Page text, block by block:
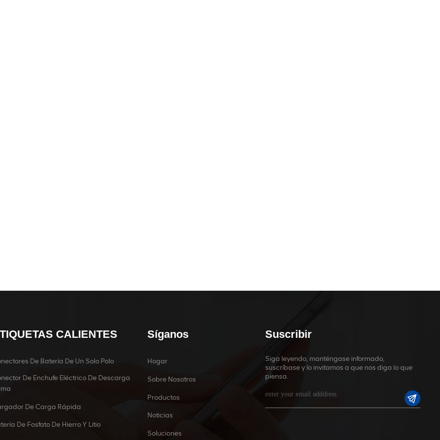
CALIENTES
De Batería De Un Solo Polo
De Enchufe Eléctrico De Descarga
De Carga Rápida
De Fosfato De Hierro Y Litio
Síganos
Hogar
Sobre Nosotros
Productos
Noticias
Soluciones
Suscribir
Siga leyendo, manténgase informado,
suscríbase y lo invitamos a que nos diga lo que
piensa.